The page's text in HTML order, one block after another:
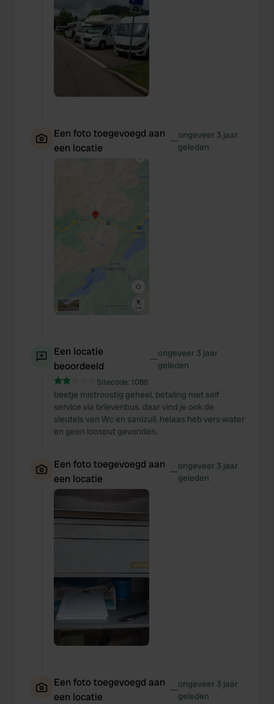
Een foto toegevoegd aan
een locatie
—ongeveer 3 jaar
geleden
Een locatie
beoordeeld
—ongeveer 3 jaar
geleden
Sitecode: 1088
beetje mistroostig geheel. betaling met self
service via brievenbus. daar vind je ook de
sleutels van Wc en sanizuil. helaas heb vers water
en geen loosput gevonden.
Een foto toegevoegd aan
een locatie
—ongeveer 3 jaar
geleden
Een foto toegevoegd aan
een locatie
—ongeveer 3 jaar
geleden